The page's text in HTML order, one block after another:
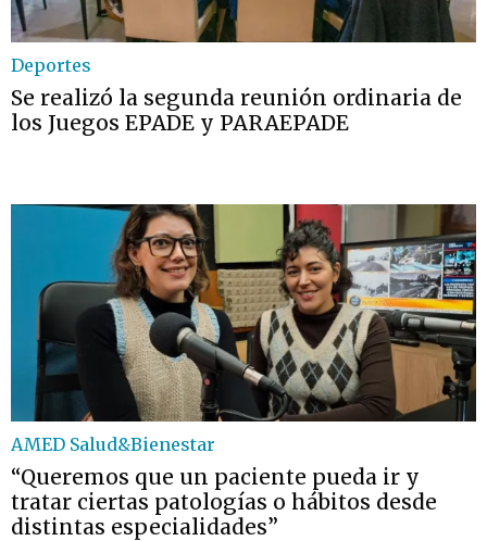
Deportes
Se realizó la segunda reunión ordinaria de
los Juegos EPADE y PARAEPADE
AMED Salud&Bienestar
“Queremos que un paciente pueda ir y
tratar ciertas patologías o hábitos desde
distintas especialidades”